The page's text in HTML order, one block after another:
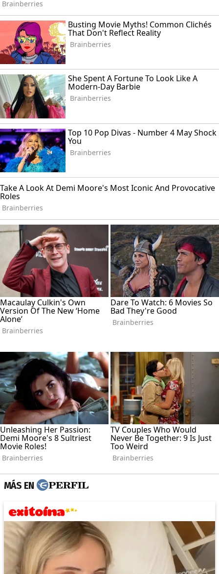
MÁS EN